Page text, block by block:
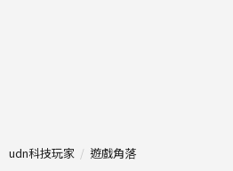
udn科技玩家 遊戲角落